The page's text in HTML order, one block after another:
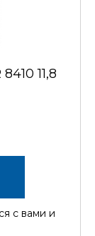
11,8
с вами и